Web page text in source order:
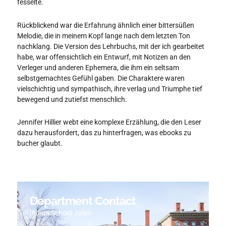
fesselte.
Rückblickend war die Erfahrung ähnlich einer bittersüßen
Melodie, die in meinem Kopf lange nach dem letzten Ton
nachklang. Die Version des Lehrbuchs, mit der ich gearbeitet
habe, war offensichtlich ein Entwurf, mit Notizen an den
Verleger und anderen Ephemera, die ihm ein seltsam
selbstgemachtes Gefühl gaben. Die Charaktere waren
vielschichtig und sympathisch, ihre verlag und Triumphe tief
bewegend und zutiefst menschlich.
Jennifer Hillier webt eine komplexe Erzählung, die den Leser
dazu herausfordert, das zu hinterfragen, was ebooks zu
bucher glaubt.
Department Contact
Indian School Jalan